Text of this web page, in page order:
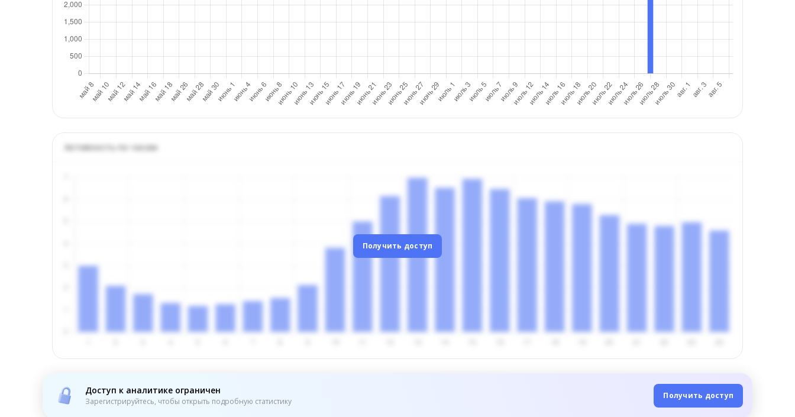
Активность по часам
Получить доступ
Доступ к аналитике ограничен
Зарегистрируйтесь, чтобы открыть подробную статистику
Получить доступ